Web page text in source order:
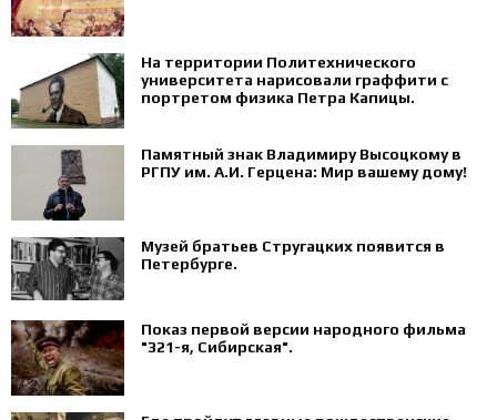
На территории Политехнического
университета нарисовали граффити с
портретом физика Петра Капицы.
Памятный знак Владимиру Высоцкому в
РГПУ им. А.И. Герцена: Мир вашему дому!
Музей братьев Стругацких появится в
Петербурге‍.
Показ первой версии народного фильма
"321-я, Сибирская".